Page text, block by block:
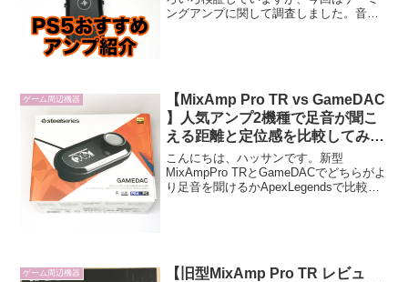
ングアンプに関して調査しました。音響
ゲーム周辺機器
【MixAmp Pro TR vs GameDAC
】人気アンプ2機種で足音が聞こ
える距離と定位感を比較してみま
した！【ApexLegends】
こんにちは、ハッサンです。新型
MixAmpPro TRとGameDACでどちらがよ
り足音を聞けるかApexLegendsで比較し
ゲーム周辺機器
【旧型MixAmp Pro TR レビュ